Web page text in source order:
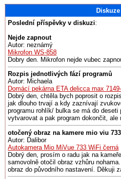
Diskuze
Poslední příspěvky v diskuzi:
Nejde zapnout
Autor: neznámý
Mikrofon WS-858
Dobry den. Mikrofon nejde vubec
Rozpis jednotlivých fází programů
Autor: Michaela
Domácí pekárna ETA delicca max
Dobrý den, chtěla bych poprosit o
jak dlouho trvají a kdy zaznívají
programu rohlík/ bulka se má do
vytvarovat a pak program dokončit, ale
otočený obraz na kamere mio viu 733
Autor: Dalibor
Autokamera Mio MiVue 733 WiFi černá
Dobrý den, prosím o radu jak na
samovolně otočil obraz vzhůru
obraz do původního nastavení. Děkuji